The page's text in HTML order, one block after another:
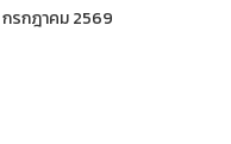
รกฎาคม 2569